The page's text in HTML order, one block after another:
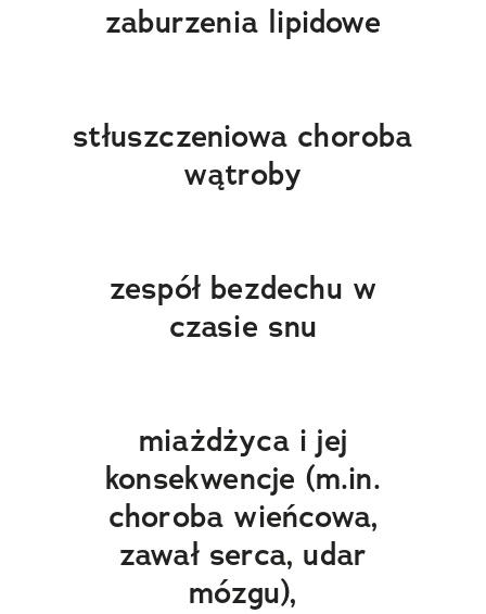
zaburzenia lipidowe
stłuszczeniowa choroba
wątroby
zespół bezdechu w
czasie snu
miażdżyca i jej
konsekwencje (m.in.
choroba wieńcowa,
zawał serca, udar
mózgu),